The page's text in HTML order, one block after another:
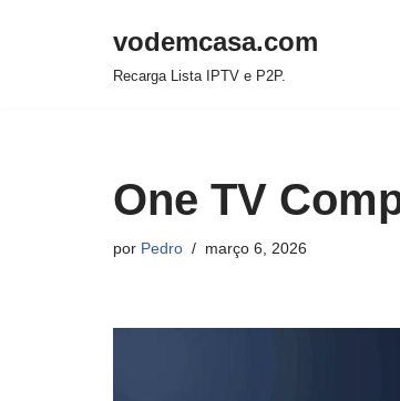
vodemcasa.com
Recarga Lista IPTV e P2P.
One TV
por Pedro março 6, 2026